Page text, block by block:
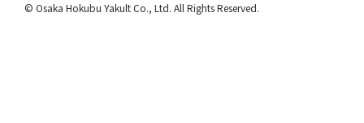
© Osaka Hokubu Yakult Co., Ltd. All Rights Reserved.